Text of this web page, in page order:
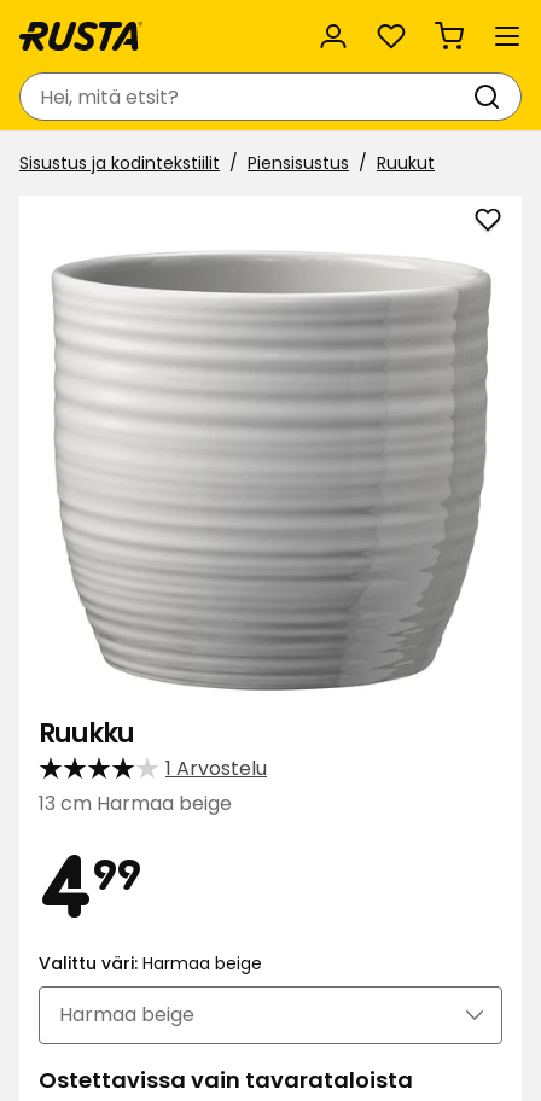
Suosikit
Haku
Sisustus ja kodintekstiilit Piensisustus Ruukut
Lisää
Ruukku
1 Arvostelu
13 cm Harmaa beige
Hinta
499
€
Valittu väri: Harmaa beige
Ostettavissa vain tavarataloista